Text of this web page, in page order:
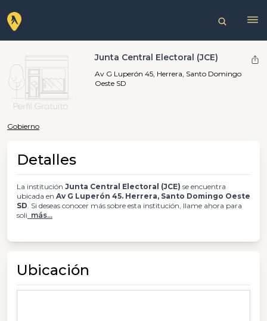
Junta Central Electoral (JCE)
Av G Luperón 45, Herrera, Santo Domingo
Oeste SD
Gobierno
Detalles
La institución Junta Central Electoral (JCE) se encuentra
ubicada en Av G Luperón 45. Herrera, Santo Domingo Oeste
SD. Si deseas conocer más sobre esta institución, llame ahora para
soli más...
Ubicación